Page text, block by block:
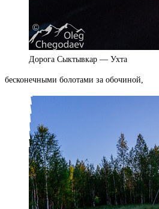
Дорога Сыктывкар — Ухта
бесконечными болотами за обочиной,